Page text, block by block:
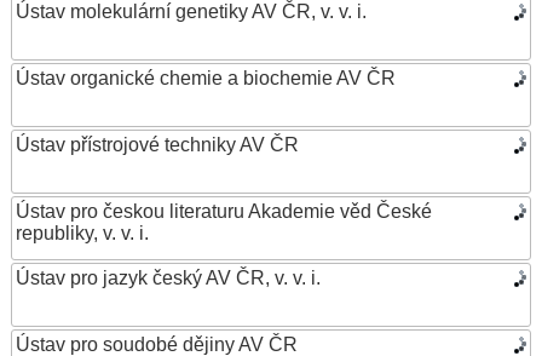
Ústav molekulární genetiky AV ČR, v. v. i.
Ústav organické chemie a biochemie AV ČR
Ústav přístrojové techniky AV ČR
Ústav pro českou literaturu Akademie věd České
republiky, v. v. i.
Ústav pro jazyk český AV ČR, v. v. i.
Ústav pro soudobé dějiny AV ČR